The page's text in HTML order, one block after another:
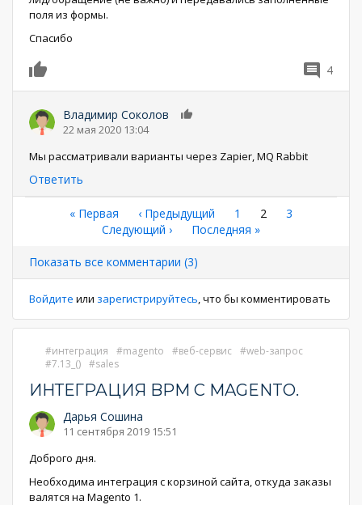
поля из формы.
Спасибо
4
Владимир Соколов
22 мая 2020 13:04
Мы рассматривали варианты через Zapier, MQ Rabbit
Ответить
Нумерация
страниц
Первая
страница
« Первая ←
‹ Предыдущий Страница
1
Текущая
2 Страница
3
Следующая
Следующий ›
Последняя
Последняя »
Показать все комментарии (3)
Войдите или зарегистрируйтесь, что бы комментировать
интеграция magento веб-сервис
web-запрос
7.13_()
sales
ИНТЕГРАЦИЯ BPM С MAGENTO.
Дарья Сошина
11 сентября 2019 15:51
Доброго дня.
Необходима интеграция с корзиной сайта, откуда заказы
валятся на Magento 1.